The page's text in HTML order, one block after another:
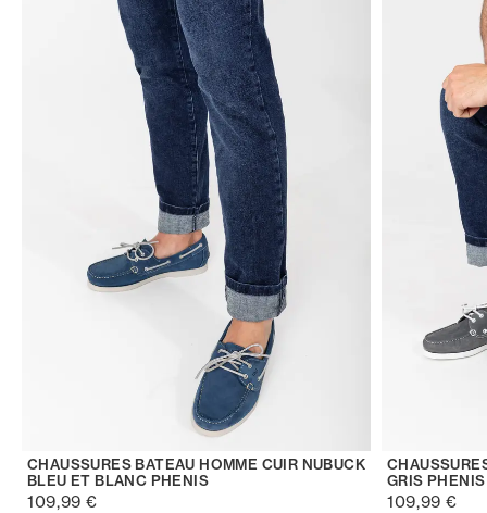
CHAUSSURES BATEAU HOMME CUIR NUBUCK
BLEU ET BLANC PHENIS
109,99 €
GRIS PHENIS
109,99 €